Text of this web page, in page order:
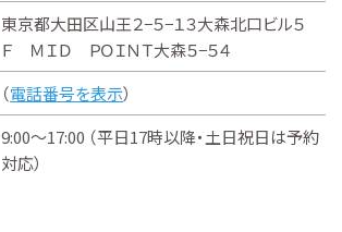
東京都大田区山王２−５−１３大森北口ビル５
Ｆ ＭＩＤ ＰＯＩＮＴ大森５−５４
（電話番号を表示）
9:00～17:00 （平日17時以降・土日祝日は予約
対応）